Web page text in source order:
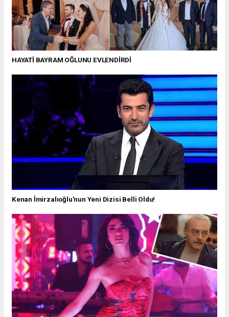
HAYATİ BAYRAM OĞLUNU EVLENDİRDİ
Kenan İmirzalıoğlu'nun Yeni Dizisi Belli Oldu!